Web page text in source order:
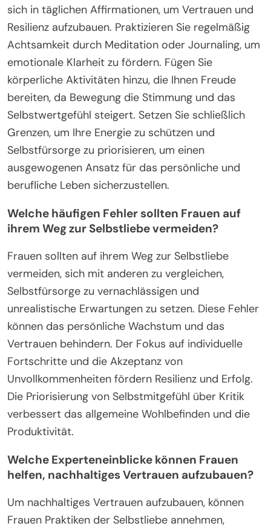
sich in täglichen Affirmationen, um Vertrauen und
Resilienz aufzubauen. Praktizieren Sie regelmäßig
Achtsamkeit durch Meditation oder Journaling, um
emotionale Klarheit zu fördern. Fügen Sie
körperliche Aktivitäten hinzu, die Ihnen Freude
bereiten, da Bewegung die Stimmung und das
Selbstwertgefühl steigert. Setzen Sie schließlich
Grenzen, um Ihre Energie zu schützen und
Selbstfürsorge zu priorisieren, um einen
ausgewogenen Ansatz für das persönliche und
berufliche Leben sicherzustellen.
Welche häufigen Fehler sollten Frauen auf
ihrem Weg zur Selbstliebe vermeiden?
Frauen sollten auf ihrem Weg zur Selbstliebe
vermeiden, sich mit anderen zu vergleichen,
Selbstfürsorge zu vernachlässigen und
unrealistische Erwartungen zu setzen. Diese Fehler
können das persönliche Wachstum und das
Vertrauen behindern. Der Fokus auf individuelle
Fortschritte und die Akzeptanz von
Unvollkommenheiten fördern Resilienz und Erfolg.
Die Priorisierung von Selbstmitgefühl über Kritik
verbessert das allgemeine Wohlbefinden und die
Produktivität.
Welche Experteneinblicke können Frauen
helfen, nachhaltiges Vertrauen aufzubauen?
Um nachhaltiges Vertrauen aufzubauen, können
Frauen Praktiken der Selbstliebe annehmen,